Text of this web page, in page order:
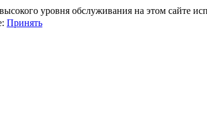
уровня обслуживания на этом сайте
Принять